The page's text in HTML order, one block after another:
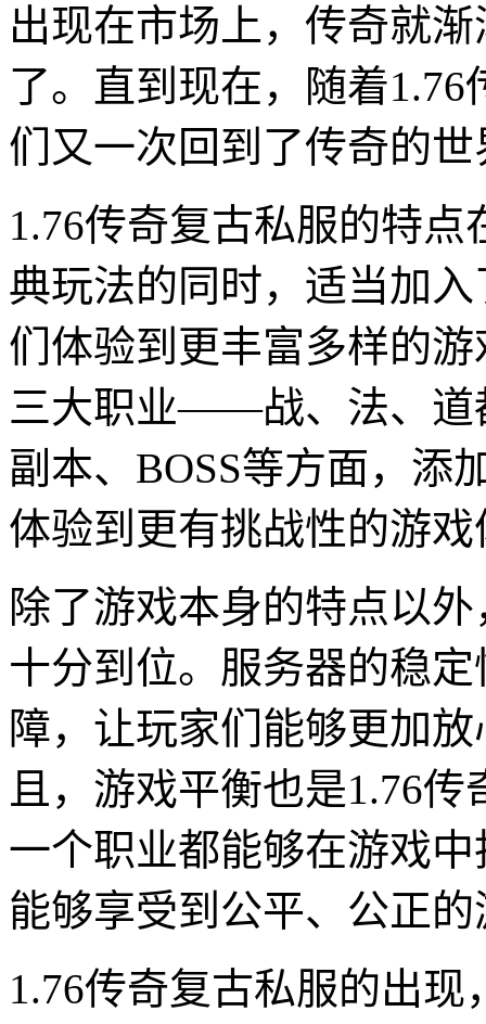
出现在市场上，传奇就
了。直到现在，随着
们又一次回到了传奇的世
1.76传奇复古私服的特
典玩法的同时，适当加
们体验到更丰富多样的
三大职业——战、法、道
副本、BOSS等方面，添
体验到更有挑战性的游戏
除了游戏本身的特点以
十分到位。服务器的稳
障，让玩家们能够更加
且，游戏平衡也是1.76
一个职业都能够在游戏
能够享受到公平、公正
1.76传奇复古私服的出